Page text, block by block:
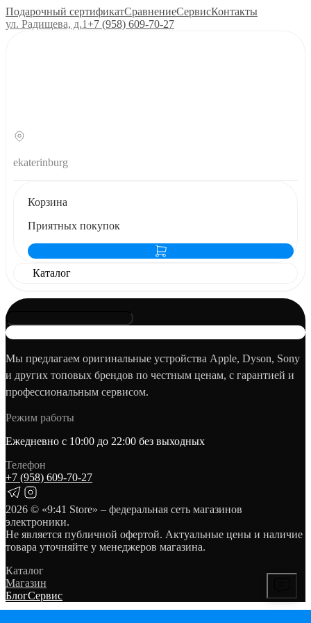
Подарочный сертификатСравнениеСервисКонтакты
ул. Радищева, д.1+7 (958) 609‑70‑27
ekaterinburg
Корзина
Приятных покупок
Каталог
Мы предлагаем оригинальные устройства Apple, Dyson, Sony
и других топовых брендов по честным ценам, с гарантией и
профессиональным сервисом.
Режим работы
Ежедневно с 10:00 до 22:00 без выходных
Телефон
+7 (958) 609‑70‑27
2026 © «9:41 Store» – федеральная сеть магазинов
электроники.
Не является публичной офертой. Актуальные цены и наличие
товара уточняйте у менеджеров магазина.
Каталог
Магазин
БлогСервис